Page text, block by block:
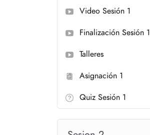
Video Sesión 1
Finalización Sesión 1
Talleres
Asignación 1
Quiz Sesión 1